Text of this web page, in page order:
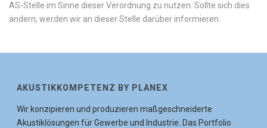
AS-Stelle im Sinne dieser Verordnung zu nutzen. Sollte sich dies
ändern, werden wir an dieser Stelle darüber informieren.
AKUSTIKKOMPETENZ BY PLANEX
Wir konzipieren und produzieren maßgeschneiderte
Akustiklösungen für Gewerbe und Industrie. Das Portfolio